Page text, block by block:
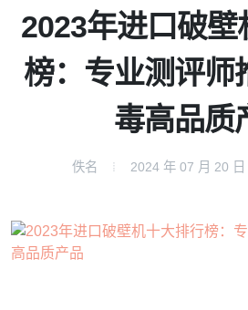
2023年进口破壁
榜：专业测评师
毒高品质
佚名 2024 年 07 月 20 日